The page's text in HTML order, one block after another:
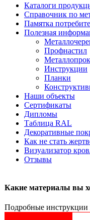
Каталоги
Справочник по
Памятка
Полезная
Профнастил
Инструкции
Планки
Наши объекты
Сертификаты
Дипломы
Таблица RAL
Декоративные
Как не стать
Визуализатор
Отзывы
Какие материалы вы
Подробные инструкции